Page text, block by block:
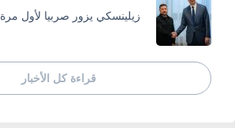
زيلينسكي يزور صربيا لأول مرة
قراءة كل الأخبار